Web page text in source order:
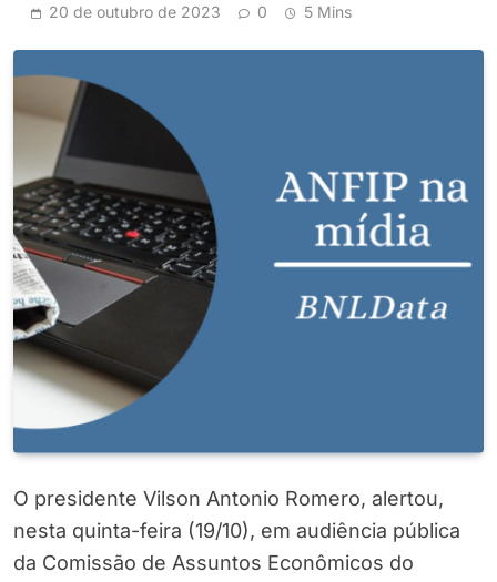
20 de outubro de 2023 0 5 Mins
O presidente Vilson Antonio Romero, alertou,
nesta quinta-feira (19/10), em audiência pública
da Comissão de Assuntos Econômicos do